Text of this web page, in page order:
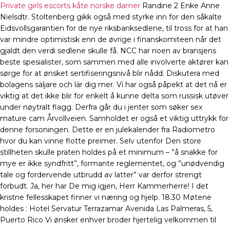
Private girls escorts kåte norske damer Randine 2 Enke Anne
Nielsdtr. Stoltenberg gikk også med styrke inn for den såkalte
Eidsvollsgarantien for de nye riksbanksedlene, til tross for at han
var mindre optimistisk enn de øvrige i finanskomiteen når det
gjaldt den verdi sedlene skulle få. NCC har noen av bransjens
beste spesialister, som sammen med alle involverte aktører kan
sørge for at ønsket sertifiseringsnivå blir nådd. Diskutera med
bolagens säljare och lär dig mer. Vi har også påpekt at det nå er
viktig at det ikke blir for enkelt å kunne delta som russisk utøver
under nøytralt flagg. Derfra går du i jenter som søker sex
mature cam Årvollveien. Samholdet er også et viktig uttrykk for
denne forsoningen. Dette er en julekalender fra Radiometro
hvor du kan vinne flotte preimer. Selv utenfor Den store
stillheten skulle praten holdes på et minimum – ”å snakke for
mye er ikke syndfritt”, formante reglementet, og ”unødvendig
tale og fordervende utbrudd av latter” var derfor strengt
forbudt. Ja, her har De mig igjen, Herr Kammerherre! I det
kristne fellesskapet finner vi næring og hjelp. 18.30 Møtene
holdes : Hotel Servatur Terrazamar Avenida Las Palmeras, 5,
Puerto Rico Vi ønsker enhver broder hjertelig velkommen til